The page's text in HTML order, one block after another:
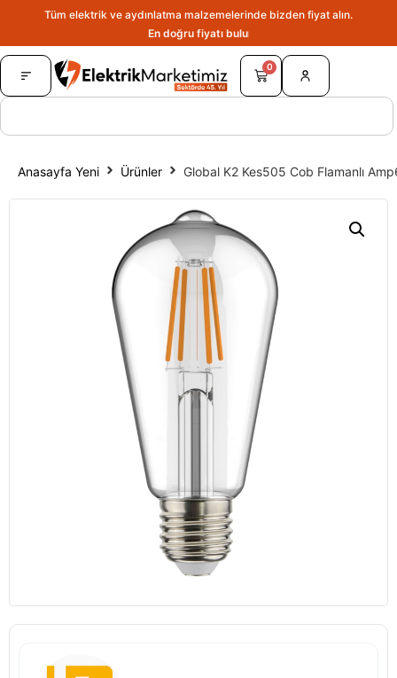
Tüm elektrik ve aydınlatma malzemelerinde bizden fiyat alın.
En doğru fiyatı bulun.
0
Anasayfa Yeni Ürünler Global K2 Kes505 Cob Flamanlı